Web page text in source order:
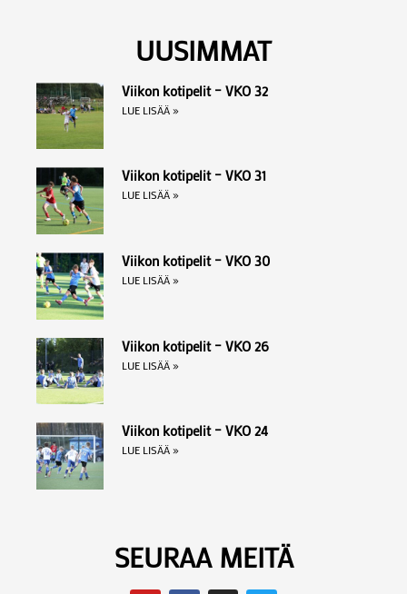
UUSIMMAT
Viikon kotipelit – VKO 32
LUE LISÄÄ »
Viikon kotipelit – VKO 31
LUE LISÄÄ »
Viikon kotipelit – VKO 30
LUE LISÄÄ »
Viikon kotipelit – VKO 26
LUE LISÄÄ »
Viikon kotipelit – VKO 24
LUE LISÄÄ »
SEURAA MEITÄ